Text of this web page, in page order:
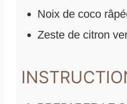
Noix de coco
Zeste de citron